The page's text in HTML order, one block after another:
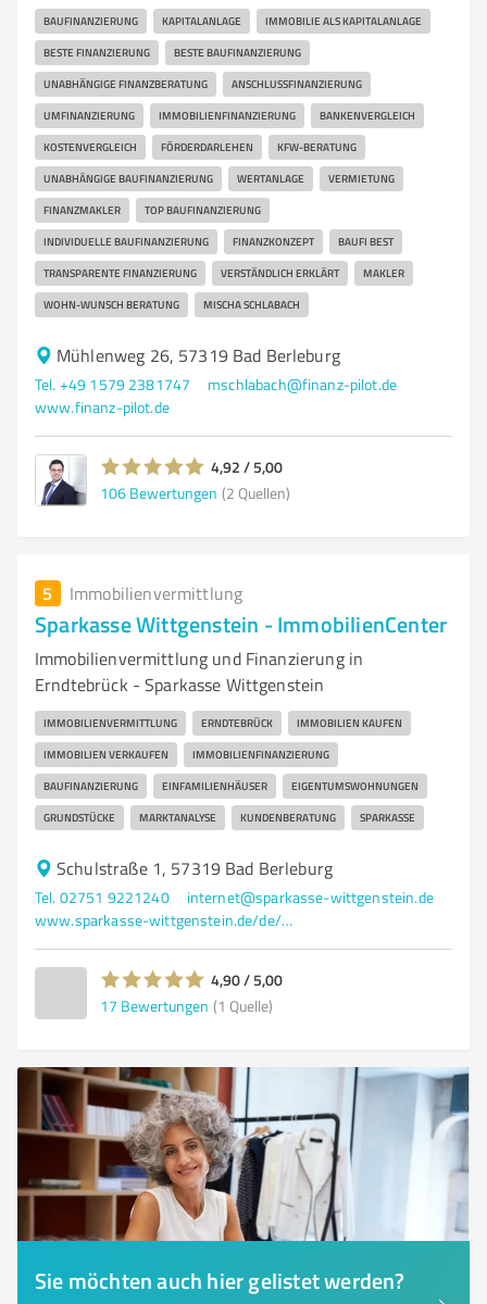
BAUFINANZIERUNG KAPITALANLAGE IMMOBILIE ALS KAPITALANLAGE
BESTE FINANZIERUNG BESTE BAUFINANZIERUNG
UNABHÄNGIGE FINANZBERATUNG ANSCHLUSSFINANZIERUNG
UMFINANZIERUNG IMMOBILIENFINANZIERUNG BANKENVERGLEICH
KOSTENVERGLEICH FÖRDERDARLEHEN KFW-BERATUNG
UNABHÄNGIGE BAUFINANZIERUNG WERTANLAGE VERMIETUNG
FINANZMAKLER TOP BAUFINANZIERUNG
INDIVIDUELLE BAUFINANZIERUNG FINANZKONZEPT BAUFI BEST
TRANSPARENTE FINANZIERUNG VERSTÄNDLICH ERKLÄRT MAKLER
WOHN-WUNSCH BERATUNG MISCHA SCHLABACH
Mühlenweg 26, 57319 Bad Berleburg
Tel. +49 1579 2381747
mschlabach@finanz-pilot.de
www.finanz-pilot.de
4,92 / 5,00
106 Bewertungen (2 Quellen)
5 Immobilienvermittlung
Sparkasse Wittgenstein - ImmobilienCenter
Immobilienvermittlung und Finanzierung in
Erndtebrück - Sparkasse Wittgenstein
IMMOBILIENVERMITTLUNG ERNDTEBRÜCK IMMOBILIEN KAUFEN
IMMOBILIEN VERKAUFEN IMMOBILIENFINANZIERUNG
BAUFINANZIERUNG EINFAMILIENHÄUSER EIGENTUMSWOHNUNGEN
GRUNDSTÜCKE MARKTANALYSE KUNDENBERATUNG SPARKASSE
Schulstraße 1, 57319 Bad Berleburg
Tel. 02751 9221240
internet@sparkasse-wittgenstein.de
www.sparkasse-wittgenstein.de/de/home.html
4,90 / 5,00
17 Bewertungen (1 Quelle)
Sie möchten auch hier gelistet werden?